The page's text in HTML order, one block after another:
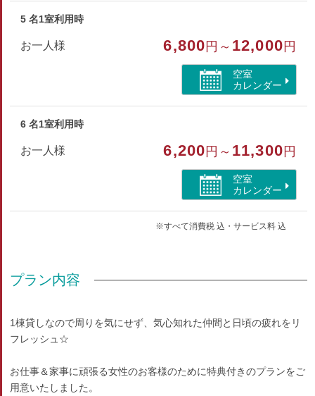
5 名1室利用時
お一人様 6,800 円～ 12,000 円
空室
カレンダー
6 名1室利用時
お一人様 6,200 円～ 11,300 円
空室
カレンダー
※すべて消費税 込・サービス料 込
プラン内容
1棟貸しなので周りを気にせず、気心知れた仲間と日頃の疲れをリ
フレッシュ☆
お仕事＆家事に頑張る女性のお客様のために特典付きのプランをご
用意いたしました。